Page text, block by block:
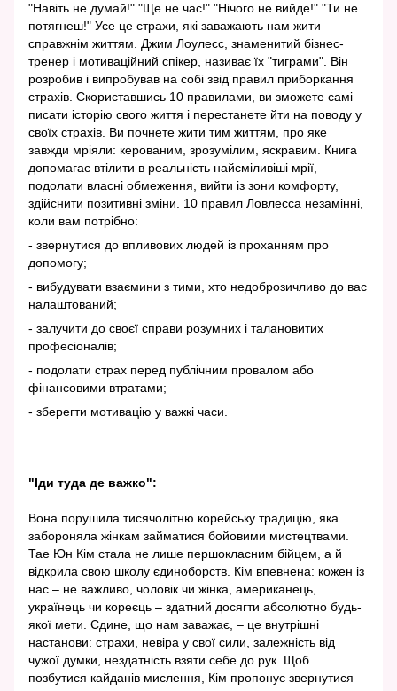
"Навіть не думай!" "Ще не час!" "Нічого не вийде!" "Ти не
потягнеш!" Усе це страхи, які заважають нам жити
справжнім життям. Джим Лоулесс, знаменитий бізнес-
тренер і мотиваційний спікер, називає їх "тиграми". Він
розробив і випробував на собі звід правил приборкання
страхів. Скориставшись 10 правилами, ви зможете самі
писати історію свого життя і перестанете йти на поводу у
своїх страхів. Ви почнете жити тим життям, про яке
завжди мріяли: керованим, зрозумілим, яскравим. Книга
допомагає втілити в реальність найсміливіші мрії,
подолати власні обмеження, вийти із зони комфорту,
здійснити позитивні зміни. 10 правил Ловлесса незамінні,
коли вам потрібно:
- звернутися до впливових людей із проханням про
допомогу;
- вибудувати взаємини з тими, хто недоброзичливо до вас
налаштований;
- залучити до своєї справи розумних і талановитих
професіоналів;
- подолати страх перед публічним провалом або
фінансовими втратами;
- зберегти мотивацію у важкі часи.
"Іди туда де важко":
Вона порушила тисячолітню корейську традицію, яка
забороняла жінкам займатися бойовими мистецтвами.
Тае Юн Кім стала не лише першокласним бійцем, а й
відкрила свою школу єдиноборств. Кім впевнена: кожен із
нас – не важливо, чоловік чи жінка, американець,
українець чи кореєць – здатний досягти абсолютно будь-
якої мети. Єдине, що нам заважає, – це внутрішні
настанови: страхи, невіра у свої сили, залежність від
чужої думки, нездатність взяти себе до рук. Щоб
позбутися кайданів мислення, Кім пропонує звернутися